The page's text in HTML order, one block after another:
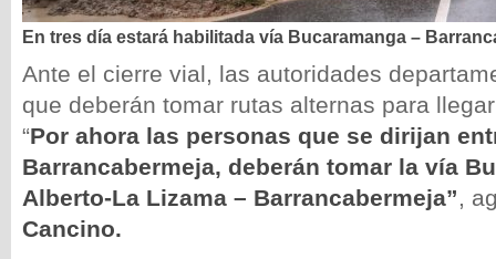
En tres día estará habilitada vía Bucaramanga –
Ante el cierre vial, las autoridades
que deberán tomar rutas alternas para
“Por ahora las personas que se dirijan
Barrancabermeja, deberán tomar la vía
Alberto-La Lizama – Barrancabermeja”,
Cancino.